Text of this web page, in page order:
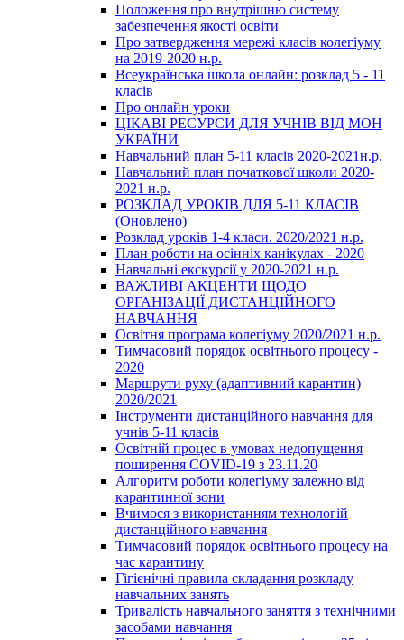
Положення про внутрішню систему
забезпечення якості освіти
Про затвердження мережі класів колегіуму
на 2019-2020 н.р.
Всеукраїнська школа онлайн: розклад 5 - 11
класів
Про онлайн уроки
ЦІКАВІ РЕСУРСИ ДЛЯ УЧНІВ ВІД МОН
УКРАЇНИ
Навчальний план 5-11 класів 2020-2021н.р.
Навчальний план початкової школи 2020-
2021 н.р.
РОЗКЛАД УРОКІВ ДЛЯ 5-11 КЛАСІВ
(Оновлено)
Розклад уроків 1-4 класи. 2020/2021 н.р.
План роботи на осінніх канікулах - 2020
Навчальні екскурсії у 2020-2021 н.р.
ВАЖЛИВІ АКЦЕНТИ ЩОДО
ОРГАНІЗАЦІЇ ДИСТАНЦІЙНОГО
НАВЧАННЯ
Освітня програма колегіуму 2020/2021 н.р.
Тимчасовий порядок освітнього процесу -
2020
Маршрути руху (адаптивний карантин)
2020/2021
Інструменти дистанційного навчання для
учнів 5-11 класів
Освітній процес в умовах недопущення
поширення COVID-19 з 23.11.20
Алгоритм роботи колегіуму залежно від
карантинної зони
Вчимося з використанням технологій
дистанційного навчання
Тимчасовий порядок освітнього процесу на
час карантину
Гігієнічні правила складання розкладу
навчальних занять
Тривалість навчального заняття з технічними
засобами навчання